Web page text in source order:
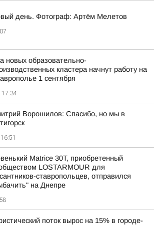
день. Фотограф: Артём Мелетов
новых образовательно-
кластера начнут работу на
1 сентября
17:34
Ворошилов: Спасибо, но мы в
16:51
Matrice 30T, приобретенный
LOSTARMOUR для
ставропольцев, отправился
на Днепре
поток вырос на 15% в городе-